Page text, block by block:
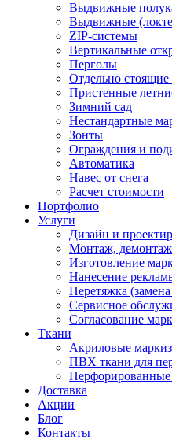
Выдвижные
Выдвижные
ZIP-системы
Вертикальные
Перголы
Отдельно
Пристенные
Зимний сад
Нестандартные
Зонты
Ограждения и
Автоматика
Навес от снега
Расчет стоимости
Портфолио
Услуги
Дизайн и
Монтаж,
Изготовление
Нанесение
Перетяжка
Сервисное
Согласование
Ткани
Акриловые
ПВХ ткани для
Перфорированные
Доставка
Акции
Блог
Контакты